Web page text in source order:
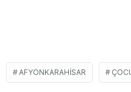
AFYONKARAHISAR